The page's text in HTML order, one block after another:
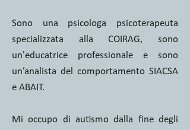
Sono una psicologa psicoterapeuta
specializzata alla COIRAG, sono
un'educatrice professionale e sono
un’analista del comportamento SIACSA
e ABAIT.
Mi occupo di autismo dalla fine degli